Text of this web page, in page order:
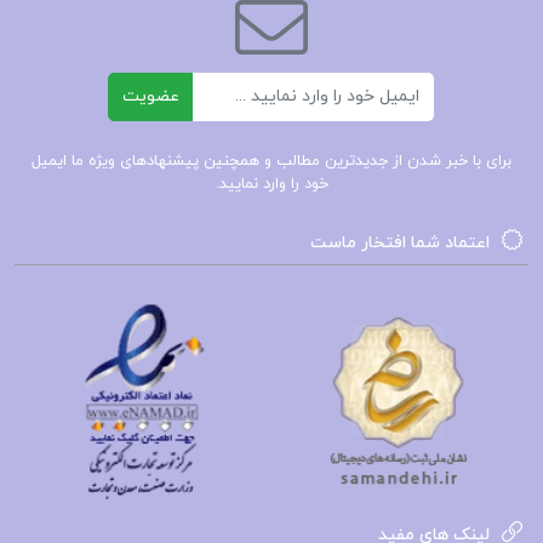
خلاصه جزوه اصول حسابداری 1
جزوه اصول حسابداری 1 جمشید اسکندری
جزوه اصول حسابداری 1 دانشگاه آزاد
دانلود رایگان جزوه اصول حسابداری 1 پیام نور pdf
کتاب پیشنهادی📚
جزوه اصول حسابداری دو
عضویت
برای با خبر شدن از جدیدترین مطالب و همچنین پیشنهادهای ویژه ما ایمیل
خود را وارد نمایید.
اعتماد شما افتخار ماست
لینک های مفید